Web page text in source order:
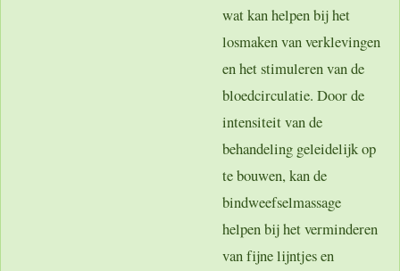
wat kan helpen bij het
losmaken van verklevingen
en het stimuleren van de
bloedcirculatie. Door de
intensiteit van de
behandeling geleidelijk op
te bouwen, kan de
bindweefselmassage
helpen bij het verminderen
van fijne lijntjes en